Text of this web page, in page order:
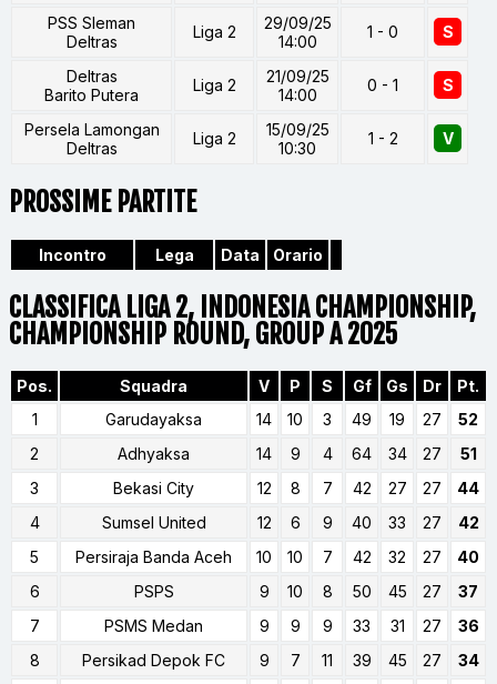
PSS Sleman
Deltras
Liga 2
29/09/25
14:00
1 - 0 S
Deltras
Barito Putera
Liga 2
21/09/25
14:00
0 - 1 S
Persela Lamongan
Deltras
Liga 2
15/09/25
10:30
1 - 2 V
PROSSIME PARTITE
Incontro Lega Data Orario
CLASSIFICA LIGA 2, INDONESIA CHAMPIONSHIP,
CHAMPIONSHIP ROUND, GROUP A 2025
Pos. Squadra V P S Gf Gs Dr
Pt.
1
Garudayaksa 14 10 3 49 19 27
52
2
Adhyaksa 14 9 4 64 34 27
51
3
Bekasi City 12 8 7 42 27 27
44
4
Sumsel United 12 6 9 40 33 27
42
5
Persiraja Banda Aceh 10 10 7 42 32 27
40
6
PSPS 9 10 8 50 45 27
37
7
PSMS Medan 9 9 9 33 31 27
36
8
Persikad Depok FC 9 7 11 39 45 27
34